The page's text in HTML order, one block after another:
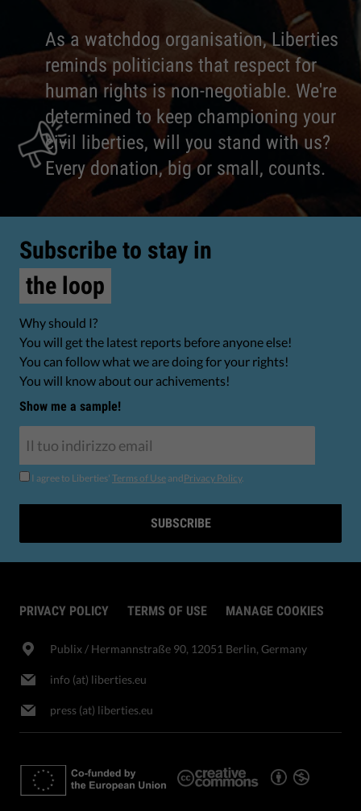
As a watchdog organisation, Liberties
reminds politicians that respect for
human rights is non-negotiable. We're
determined to keep championing your
civil liberties, will you stand with us?
Every donation, big or small, counts.
Subscribe to stay in
the loop
Why should I?
You will get the latest reports before anyone else!
You can follow what we are doing for your rights!
You will know about our achivements!
Show me a sample!
I agree to Liberties' Terms of Use andPrivacy Policy.
SUBSCRIBE
PRIVACY POLICY TERMS OF USE MANAGE COOKIES
Publix​ / Hermannstraße 90, 12051 Berlin, Germany
info (at) liberties.eu
press (at) liberties.eu